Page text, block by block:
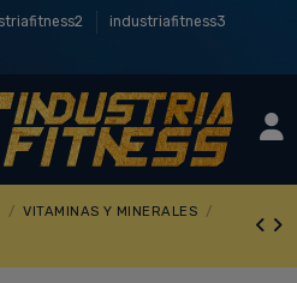
industriafitness3
VITAMINAS Y MINERALES